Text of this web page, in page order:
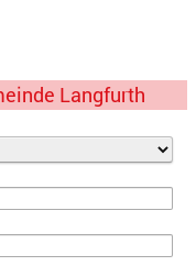
Langfurth